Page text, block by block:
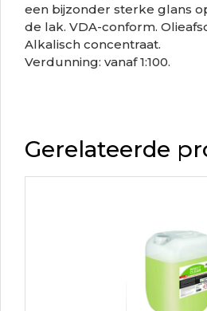
een bijzonder sterke glans
de lak. VDA-conform.
Alkalisch concentraat.
Verdunning: vanaf 1:100.
Gerelateerde